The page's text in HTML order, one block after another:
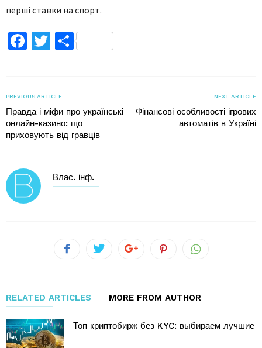
перші ставки на спорт.
Facebook
TwitterПоділитися
PREVIOUS ARTICLE
Правда і міфи про українські
онлайн-казино: що
приховують від гравців
NEXT ARTICLE
Фінансові особливості ігрових
автоматів в Україні
Влас. інф.
RELATED ARTICLES MORE FROM AUTHOR
Топ криптобирж без KYC: выбираем лучшие